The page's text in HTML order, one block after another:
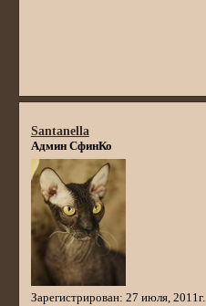
Santanella
Админ СфинКо
Зарегистрирован: 27 июля, 2011г.